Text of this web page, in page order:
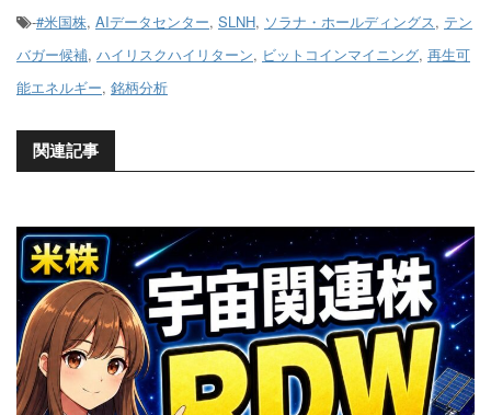
-#米国株, AIデータセンター, SLNH, ソラナ・ホールディングス, テン
バガー候補, ハイリスクハイリターン, ビットコインマイニング, 再生可
能エネルギー, 銘柄分析
関連記事